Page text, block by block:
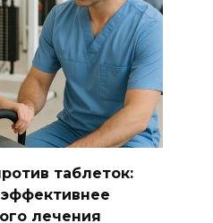
таблеток:
лечения